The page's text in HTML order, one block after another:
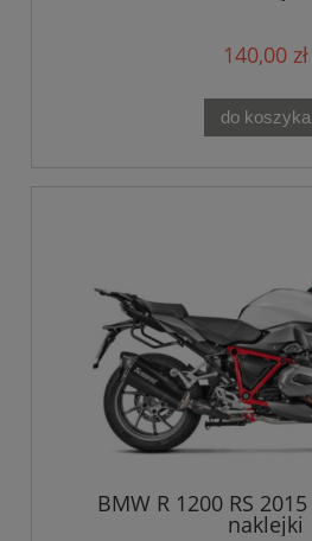
140,00 zł
do koszyka
BMW R 1200 RS
naklejki